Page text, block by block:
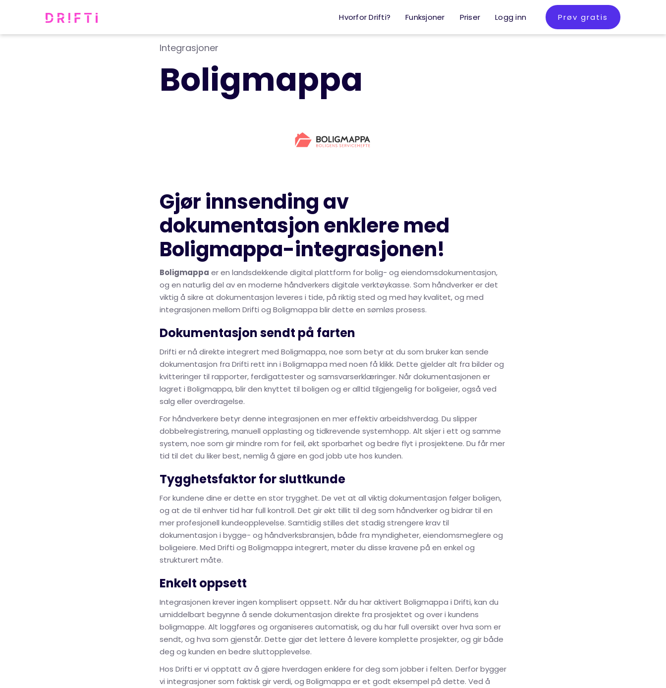
Hvorfor Drifti? Funksjoner Priser Logg inn Prøv gratis
Integrasjoner
Boligmappa
Gjør innsending av
dokumentasjon enklere med
Boligmappa-integrasjonen!
Boligmappa er en landsdekkende digital plattform for bolig- og eiendomsdokumentasjon,
og en naturlig del av en moderne håndverkers digitale verktøykasse. Som håndverker er det
viktig å sikre at dokumentasjon leveres i tide, på riktig sted og med høy kvalitet, og med
integrasjonen mellom Drifti og Boligmappa blir dette en sømløs prosess.
Dokumentasjon sendt på farten
Drifti er nå direkte integrert med Boligmappa, noe som betyr at du som bruker kan sende
dokumentasjon fra Drifti rett inn i Boligmappa med noen få klikk. Dette gjelder alt fra bilder og
kvitteringer til rapporter, ferdigattester og samsvarserklæringer. Når dokumentasjonen er
lagret i Boligmappa, blir den knyttet til boligen og er alltid tilgjengelig for boligeier, også ved
salg eller overdragelse.
For håndverkere betyr denne integrasjonen en mer effektiv arbeidshverdag. Du slipper
dobbelregistrering, manuell opplasting og tidkrevende systemhopp. Alt skjer i ett og samme
system, noe som gir mindre rom for feil, økt sporbarhet og bedre flyt i prosjektene. Du får mer
tid til det du liker best, nemlig å gjøre en god jobb ute hos kunden.
Tygghetsfaktor for sluttkunde
For kundene dine er dette en stor trygghet. De vet at all viktig dokumentasjon følger boligen,
og at de til enhver tid har full kontroll. Det gir økt tillit til deg som håndverker og bidrar til en
mer profesjonell kundeopplevelse. Samtidig stilles det stadig strengere krav til
dokumentasjon i bygge- og håndverksbransjen, både fra myndigheter, eiendomsmeglere og
boligeiere. Med Drifti og Boligmappa integrert, møter du disse kravene på en enkel og
strukturert måte.
Enkelt oppsett
Integrasjonen krever ingen komplisert oppsett. Når du har aktivert Boligmappa i Drifti, kan du
umiddelbart begynne å sende dokumentasjon direkte fra prosjektet og over i kundens
boligmappe. Alt loggføres og organiseres automatisk, og du har full oversikt over hva som er
sendt, og hva som gjenstår. Dette gjør det lettere å levere komplette prosjekter, og gir både
deg og kunden en bedre sluttopplevelse.
Hos Drifti er vi opptatt av å gjøre hverdagen enklere for deg som jobber i felten. Derfor bygger
vi integrasjoner som faktisk gir verdi, og Boligmappa er et godt eksempel på dette. Ved å